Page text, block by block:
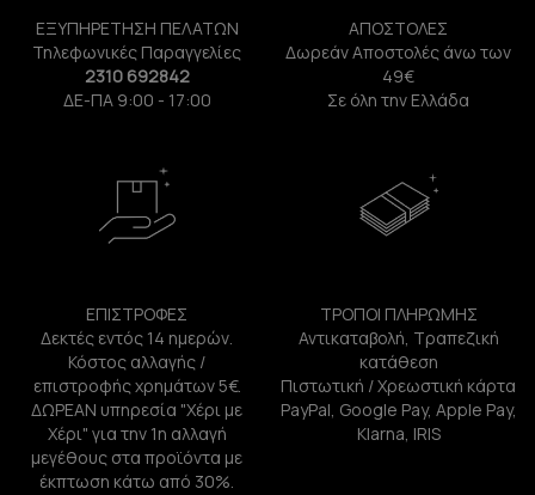
ΕΞΥΠΗΡΕΤΗΣΗ ΠΕΛΑΤΩΝ
Τηλεφωνικές Παραγγελίες
2310 692842
ΔΕ-ΠΑ 9:00 - 17:00
ΑΠΟΣΤΟΛΕΣ
Δωρεάν Αποστολές άνω των
49€
Σε όλη την Ελλάδα
ΕΠΙΣΤΡΟΦΕΣ
Δεκτές εντός 14 ημερών.
Κόστος αλλαγής /
επιστροφής χρημάτων 5€.
ΔΩΡΕΑΝ υπηρεσία "Χέρι με
Χέρι" για την 1η αλλαγή
μεγέθους στα προϊόντα με
έκπτωση κάτω από 30%.
ΤΡΟΠΟΙ ΠΛΗΡΩΜΗΣ
Αντικαταβολή, Τραπεζική
κατάθεση
Πιστωτική / Χρεωστική κάρτα
PayPal, Google Pay, Apple Pay,
Klarna, IRIS